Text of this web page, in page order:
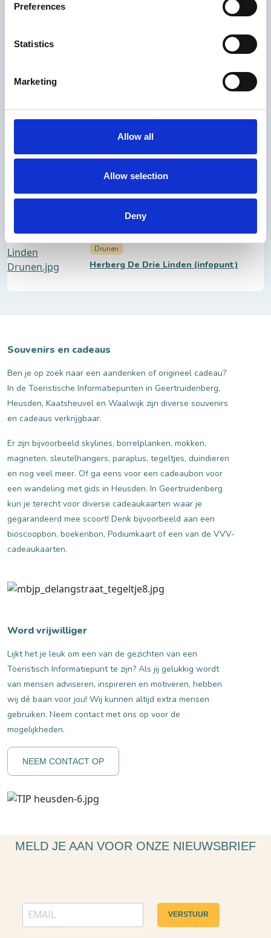
Preferences
Statistics
Marketing
Allow all
Allow selection
Deny
Hotel-Restaurant Duinrand Drunen
Sprang-Capelle
Drunen
Herberg De Drie Linden (infopunt)
Souvenirs en cadeaus
Ben je op zoek naar een aandenken of origineel cadeau?
In de Toeristische Informatiepunten in Geertruidenberg,
Heusden, Kaatsheuvel en Waalwijk zijn diverse souvenirs
en cadeaus verkrijgbaar.
Er zijn bijvoorbeeld skylines, borrelplanken, mokken,
magneten, sleutelhangers, paraplus, tegeltjes, duindieren
en nog veel meer. Of ga eens voor een cadeaubon voor
een wandeling met gids in Heusden. In Geertruidenberg
kun je terecht voor diverse cadeaukaarten waar je
gegarandeerd mee scoort! Denk bijvoorbeeld aan een
bioscoopbon, boekenbon, Podiumkaart of een van de VVV-
cadeaukaarten.
Word vrijwilliger
Lijkt het je leuk om een van de gezichten van een
Toeristisch Informatiepunt te zijn? Als jij gelukkig wordt
van mensen adviseren, inspireren en motiveren, hebben
wij dé baan voor jou! Wij kunnen altijd extra mensen
gebruiken. Neem contact met ons op voor de
mogelijkheden.
NEEM CONTACT OP
MELD JE AAN VOOR ONZE NIEUWSBRIEF
VERSTUUR